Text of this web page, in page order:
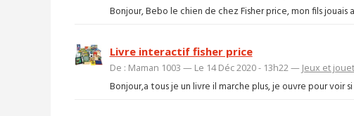
Bonjour, Bebo le chien de chez Fisher price, mon fils
Livre interactif fisher price
De : Maman 1003 — Le 14 Déc 2020 - 13h22 — Jeux et
Bonjour,a tous je un livre il marche plus, je ouvre pour voir